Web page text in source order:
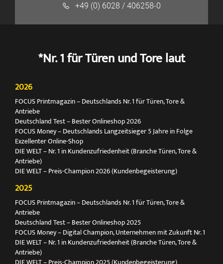
+49 (0) 6028 / 406258-0
*Nr. 1 für Türen und Tore laut
2026
FOCUS Printmagazin – Deutschlands Nr. 1 für Türen, Tore &
Antriebe
Deutschland Test – Bester Onlineshop 2026
FOCUS Money – Deutschlands Langzeitsieger 5 Jahre in Folge
Exzellenter Online-Shop
DIE WELT – Nr. 1 in Kundenzufriedenheit (Branche Türen, Tore &
Antriebe)
DIE WELT – Preis-Champion 2026 (Kundenbegeisterung)
2025
FOCUS Printmagazin – Deutschlands Nr. 1 für Türen, Tore &
Antriebe
Deutschland Test – Bester Onlineshop 2025
FOCUS Money – Digital Champion, Unternehmen mit Zukunft Nr. 1
DIE WELT – Nr. 1 in Kundenzufriedenheit (Branche Türen, Tore &
Antriebe)